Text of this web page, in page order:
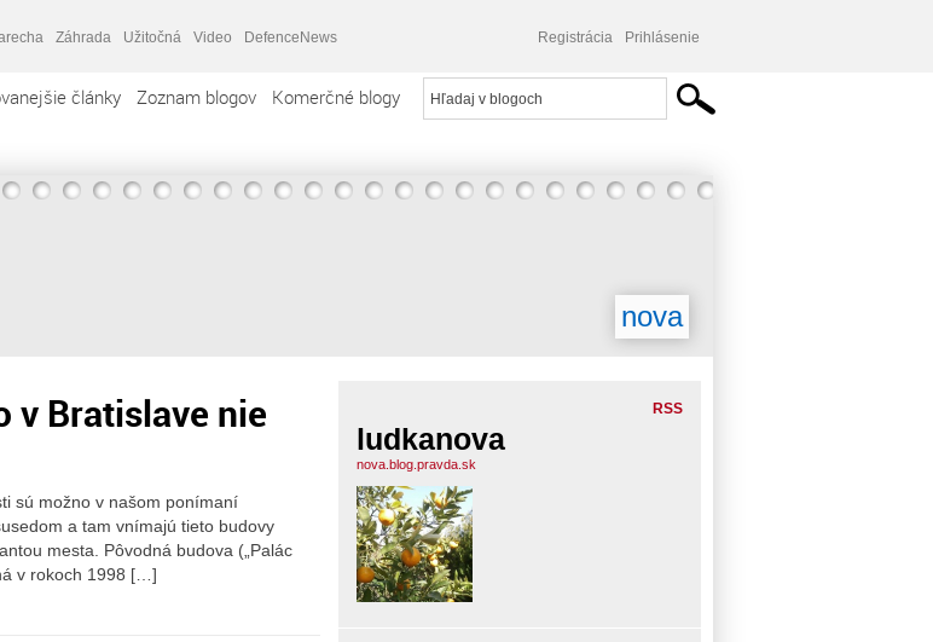
Záhrada Užitočná Video DefenceNews Registrácia Prihlásenie
články Zoznam blogov Komerčné blogy
nova
v Bratislave nie
sú možno v našom ponímaní
a tam vnímajú tieto budovy
mesta. Pôvodná budova („Palác
v rokoch 1998 […]
RSS
ludkanova
nova.blog.pravda.sk